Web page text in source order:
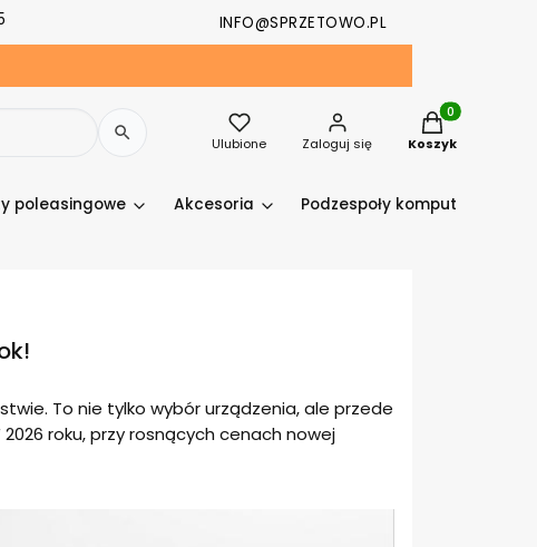
INFO@SPRZETOWO.PL
Ulubione Zaloguj się
Produkty w
Koszyk
poleasingowe Akcesoria Podzespoły komputerowe
To nie tylko wybór urządzenia, ale przede
roku, przy rosnących cenach nowej